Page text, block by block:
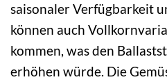
saisonaler Verfügbarkeit
können auch
kommen, was den
erhöhen würde. Die